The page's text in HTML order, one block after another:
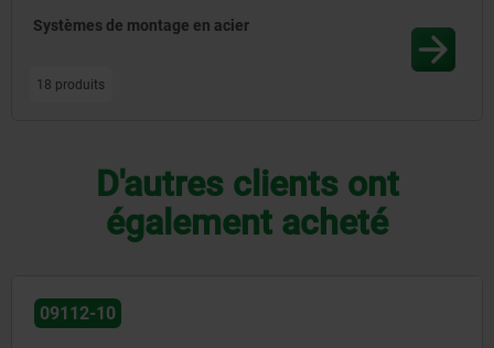
Systèmes de montage en acier
18 produits
D'autres clients ont
également acheté
09110